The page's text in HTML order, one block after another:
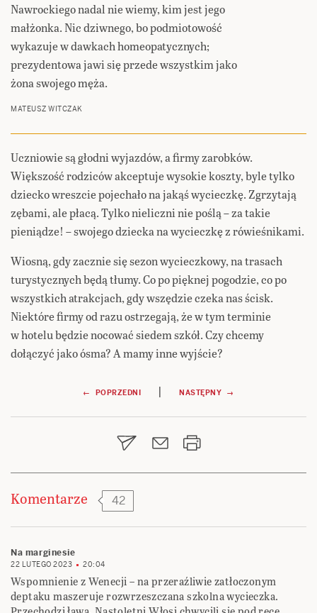
Nawrockiego nadal nie wiemy, kim jest jego
małżonka. Nic dziwnego, bo podmiotowość
wykazuje w dawkach homeopatycznych;
prezydentowa jawi się przede wszystkim jako
żona swojego męża.
MATEUSZ WITCZAK
Uczniowie są głodni wyjazdów, a firmy zarobków.
Większość rodziców akceptuje wysokie koszty, byle tylko
dziecko wreszcie pojechało na jakąś wycieczkę. Zgrzytają
zębami, ale płacą. Tylko nieliczni nie poślą – za takie
pieniądze! – swojego dziecka na wycieczkę z rówieśnikami.
Wiosną, gdy zacznie się sezon wycieczkowy, na trasach
turystycznych będą tłumy. Co po pięknej pogodzie, co po
wszystkich atrakcjach, gdy wszędzie czeka nas ścisk.
Niektóre firmy od razu ostrzegają, że w tym terminie
w hotelu będzie nocować siedem szkół. Czy chcemy
dołączyć jako ósma? A mamy inne wyjście?
Nawigacja
wpisu
← POPRZEDNI | NASTĘPNY →
Komentarze 42
Na marginesie
22 LUTEGO 2023 20:04
Wspomnienie z Wenecji – na przeraźliwie zatłoczonym
deptaku maszeruje rozwrzeszczana szkolna wycieczka.